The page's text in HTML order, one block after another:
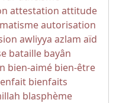
attestation attitude
autorisation
awliyya azlam aïd
bataille bayân
bien-aimé bien-être
bienfaits
blasphème